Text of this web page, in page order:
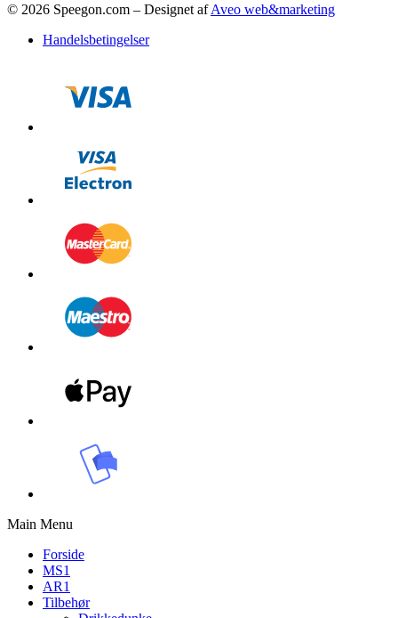
© 2026 Speegon.com – Designet afAveo web&marketing
Handelsbetingelser
Main Menu
Forside
MS1
AR1
Tilbehør